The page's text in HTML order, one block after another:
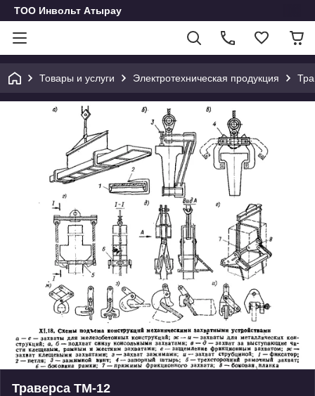
ТОО Инвольт Атырау
Товары и услуги Электротехническая продукция
Траверса ТМ-12